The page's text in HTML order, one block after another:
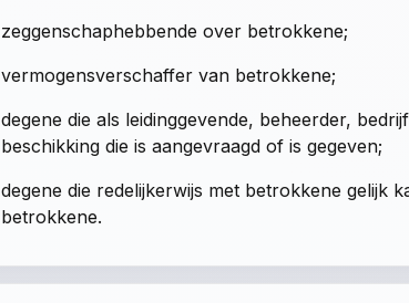
zeggenschaphebbende over betrokkene;
vermogensverschaffer van betrokkene;
degene die als leidinggevende, beheerder,
beschikking die is aangevraagd of is gegeven;
degene die redelijkerwijs met betrokkene gelijk
betrokkene.